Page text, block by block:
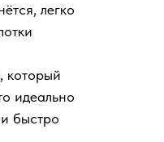
легко
который
идеально
быстро